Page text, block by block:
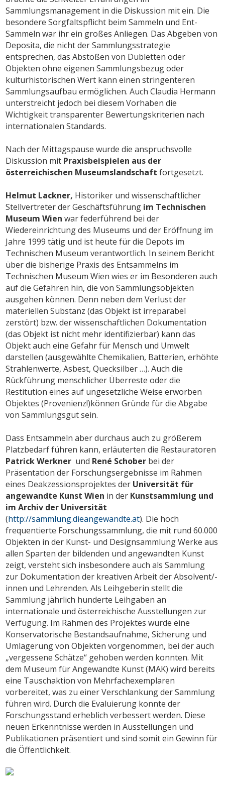
Sammlungsmanagement in die Diskussion mit ein. Die
besondere Sorgfaltspflicht beim Sammeln und Ent-
Sammeln war ihr ein großes Anliegen. Das Abgeben von
Deposita, die nicht der Sammlungsstrategie
entsprechen, das Abstoßen von Dubletten oder
Objekten ohne eigenen Sammlungsbezug oder
kulturhistorischen Wert kann einen stringenteren
Sammlungsaufbau ermöglichen. Auch Claudia Hermann
unterstreicht jedoch bei diesem Vorhaben die
Wichtigkeit transparenter Bewertungskriterien nach
internationalen Standards.
Nach der Mittagspause wurde die anspruchsvolle
Diskussion mit Praxisbeispielen aus der
österreichischen Museumslandschaftfortgesetzt.
Helmut Lackner, Historiker und wissenschaftlicher
Stellvertreter der Geschäftsführung im Technischen
Museum Wien war federführend bei der
Wiedereinrichtung des Museums und der Eröffnung im
Jahre 1999 tätig und ist heute für die Depots im
Technischen Museum verantwortlich. In seinem Bericht
über die bisherige Praxis des Entsammelns im
Technischen Museum Wien wies er im Besonderen auch
auf die Gefahren hin, die von Sammlungsobjekten
ausgehen können. Denn neben dem Verlust der
materiellen Substanz (das Objekt ist irreparabel
zerstört) bzw. der wissenschaftlichen Dokumentation
(das Objekt ist nicht mehr identifizierbar) kann das
Objekt auch eine Gefahr für Mensch und Umwelt
darstellen (ausgewählte Chemikalien, Batterien, erhöhte
Strahlenwerte, Asbest, Quecksilber …). Auch die
Rückführung menschlicher Überreste oder die
Restitution eines auf ungesetzliche Weise erworben
Objektes (Provenienz!)können Gründe für die Abgabe
von Sammlungsgut sein.
Dass Entsammeln aber durchaus auch zu größerem
Platzbedarf führen kann, erläuterten die Restauratoren
Patrick Werkner und René Schober bei der
Präsentation der Forschungsergebnisse im Rahmen
eines Deakzessionsprojektes der Universität für
angewandte Kunst Wien in der Kunstsammlung und
im Archiv der Universität
(http://sammlung.dieangewandte.at). Die hoch
frequentierte Forschungssammlung, die mit rund 60.000
Objekten in der Kunst- und Designsammlung Werke aus
allen Sparten der bildenden und angewandten Kunst
zeigt, versteht sich insbesondere auch als Sammlung
zur Dokumentation der kreativen Arbeit der Absolvent/-
innen und Lehrenden. Als Leihgeberin stellt die
Sammlung jährlich hunderte Leihgaben an
internationale und österreichische Ausstellungen zur
Verfügung. Im Rahmen des Projektes wurde eine
Konservatorische Bestandsaufnahme, Sicherung und
Umlagerung von Objekten vorgenommen, bei der auch
„vergessene Schätze“ gehoben werden konnten. Mit
dem Museum für Angewandte Kunst (MAK) wird bereits
eine Tauschaktion von Mehrfachexemplaren
vorbereitet, was zu einer Verschlankung der Sammlung
führen wird. Durch die Evaluierung konnte der
Forschungsstand erheblich verbessert werden. Diese
neuen Erkenntnisse werden in Ausstellungen und
Publikationen präsentiert und sind somit ein Gewinn für
die Öffentlichkeit.